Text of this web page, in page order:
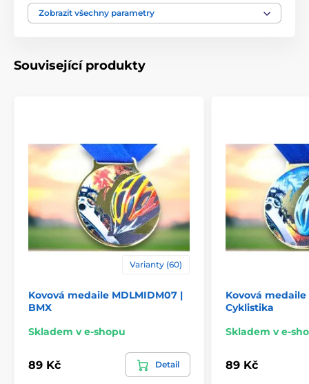
Typ ocenění
Zobrazit všechny parametry
Související produkty
Varianty (60)
Kovová medaile MDLMIDM07 |
BMX
Skladem v e-shopu
89 Kč Detail
Kovová medaile
Cyklistika
Skladem v e-
89 Kč